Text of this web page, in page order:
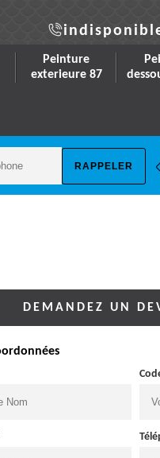
Peinture
exterieure 87
DEMANDEZ UN